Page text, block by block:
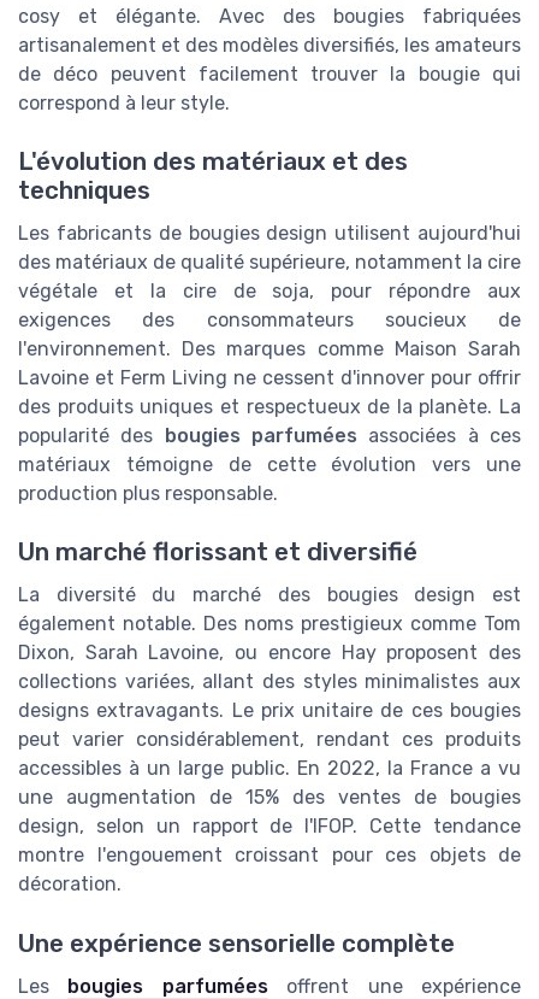
cosy et élégante. Avec des bougies fabriquées
artisanalement et des modèles diversifiés, les amateurs
de déco peuvent facilement trouver la bougie qui
correspond à leur style.
L'évolution des matériaux et des
techniques
Les fabricants de bougies design utilisent aujourd'hui
des matériaux de qualité supérieure, notamment la cire
végétale et la cire de soja, pour répondre aux
exigences des consommateurs soucieux de
l'environnement. Des marques comme Maison Sarah
Lavoine et Ferm Living ne cessent d'innover pour offrir
des produits uniques et respectueux de la planète. La
popularité des bougies parfumées associées à ces
matériaux témoigne de cette évolution vers une
production plus responsable.
Un marché florissant et diversifié
La diversité du marché des bougies design est
également notable. Des noms prestigieux comme Tom
Dixon, Sarah Lavoine, ou encore Hay proposent des
collections variées, allant des styles minimalistes aux
designs extravagants. Le prix unitaire de ces bougies
peut varier considérablement, rendant ces produits
accessibles à un large public. En 2022, la France a vu
une augmentation de 15% des ventes de bougies
design, selon un rapport de l'IFOP. Cette tendance
montre l'engouement croissant pour ces objets de
décoration.
Une expérience sensorielle complète
Les bougies parfuméesoffrent une expérience